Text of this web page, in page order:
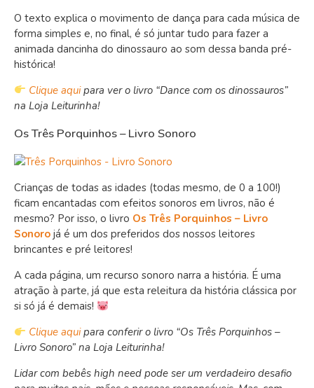
O texto explica o movimento de dança para cada música de
forma simples e, no final, é só juntar tudo para fazer a
animada dancinha do dinossauro ao som dessa banda pré-
histórica!
Clique aquipara ver o livro “Dance com os dinossauros”
na Loja Leiturinha!
Os Três Porquinhos – Livro Sonoro
Crianças de todas as idades (todas mesmo, de 0 a 100!)
ficam encantadas com efeitos sonoros em livros, não é
mesmo? Por isso, o livro Os Três Porquinhos – Livro
Sonoro já é um dos preferidos dos nossos leitores
brincantes e pré leitores!
A cada página, um recurso sonoro narra a história. É uma
atração à parte, já que esta releitura da história clássica por
si só já é demais!
Clique aquipara conferir o livro “Os Três Porquinhos –
Livro Sonoro” na Loja Leiturinha!
Lidar com bebês high need pode ser um verdadeiro desafio